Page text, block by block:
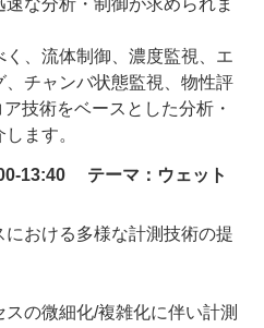
な分析・制御が求められま
、流体制御、濃度監視、エ
チャンバ状態監視、物性評
技術をベースとした分析・
ます。
13:40 テーマ：ウェット
における多様な計測技術の提
の微細化/複雑化に伴い計測